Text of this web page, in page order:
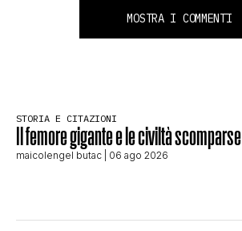
MOSTRA I COMMENTI
STORIA E CITAZIONI
Il femore gigante e le civiltà scomparse
maicolengel butac | 06 ago 2026